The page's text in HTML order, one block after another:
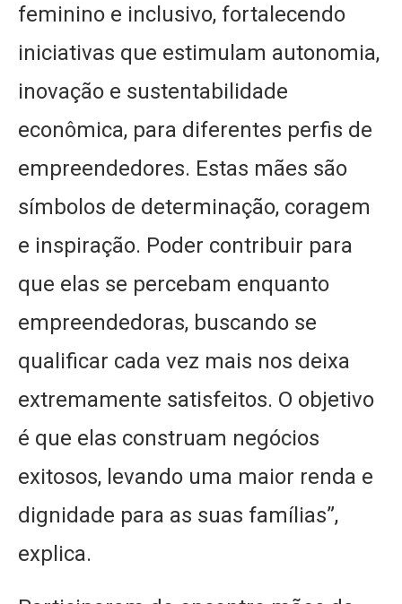
feminino e inclusivo, fortalecendo
iniciativas que estimulam autonomia,
inovação e sustentabilidade
econômica, para diferentes perfis de
empreendedores. Estas mães são
símbolos de determinação, coragem
e inspiração. Poder contribuir para
que elas se percebam enquanto
empreendedoras, buscando se
qualificar cada vez mais nos deixa
extremamente satisfeitos. O objetivo
é que elas construam negócios
exitosos, levando uma maior renda e
dignidade para as suas famílias”,
explica.